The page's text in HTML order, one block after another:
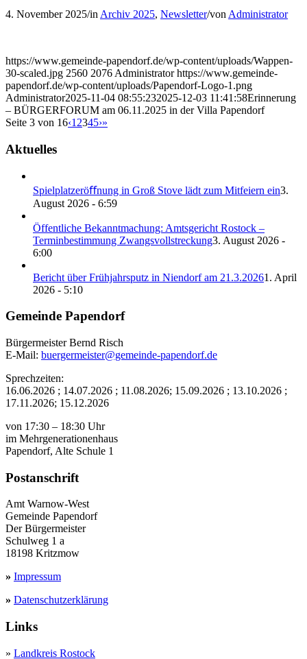
4. November 2025/in Archiv 2025, Newsletter/von Administrator
https://www.gemeinde-papendorf.de/wp-content/uploads/Wappen-
30-scaled.jpg 2560 2076 Administrator https://www.gemeinde-
papendorf.de/wp-content/uploads/Papendorf-Logo-1.png
Administrator2025-11-04 08:55:232025-12-03 11:41:58Erinnerung
– BÜRGERFORUM am 06.11.2025 in der Villa Papendorf
Seite 3 von 16‹1 2345›»
Aktuelles
Spielplatzeröﬀnung in Groß Stove lädt zum Mitfeiern ein3.
August 2026 - 6:59
Öffentliche Bekanntmachung: Amtsgericht Rostock –
Terminbestimmung Zwangsvollstreckung3. August 2026 -
6:00
Bericht über Frühjahrsputz in Niendorf am 21.3.20261. April
2026 - 5:10
Gemeinde Papendorf
Bürgermeister Bernd Risch
E-Mail: buergermeister@gemeinde-papendorf.de
Sprechzeiten:
16.06.2026 ; 14.07.2026 ; 11.08.2026; 15.09.2026 ; 13.10.2026 ;
17.11.2026; 15.12.2026
von 17:30 – 18:30 Uhr
im Mehrgenerationenhaus
Papendorf, Alte Schule 1
Postanschrift
Amt Warnow-West
Gemeinde Papendorf
Der Bürgermeister
Schulweg 1 a
18198 Kritzmow
» Impressum
» Datenschutzerklärung
Links
» Landkreis Rostock